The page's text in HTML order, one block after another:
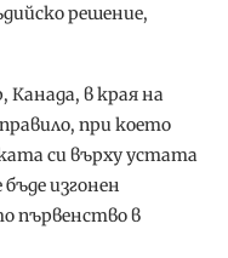
решение,
в края на
при което
си върху устата
изгонен
първенство в